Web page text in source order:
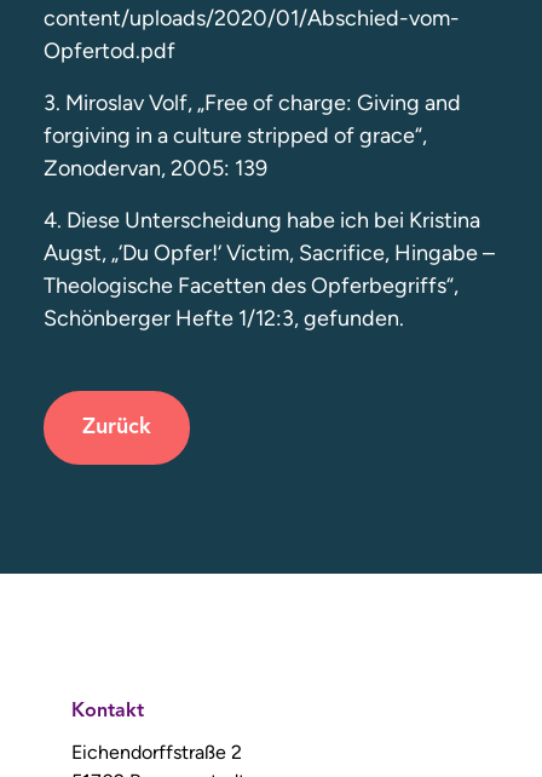
content/uploads/2020/01/Abschied-vom-
Opfertod.pdf
3. Miroslav Volf, „Free of charge: Giving and
forgiving in a culture stripped of grace“,
Zonodervan, 2005: 139
4. Diese Unterscheidung habe ich bei Kristina
Augst, „‘Du Opfer!‘ Victim, Sacrifice, Hingabe –
Theologische Facetten des Opferbegriffs“,
Schönberger Hefte 1/12:3, gefunden.
Zurück
Kontakt
Eichendorffstraße 2